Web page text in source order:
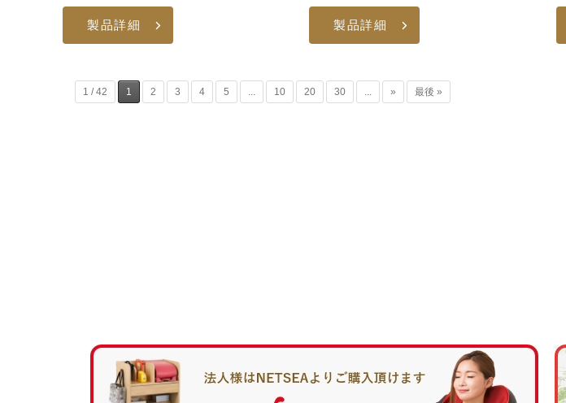
製品詳細 製品詳細
1 / 42 1 2 3 4 5 ... 10 20 30 ... » 最後 »